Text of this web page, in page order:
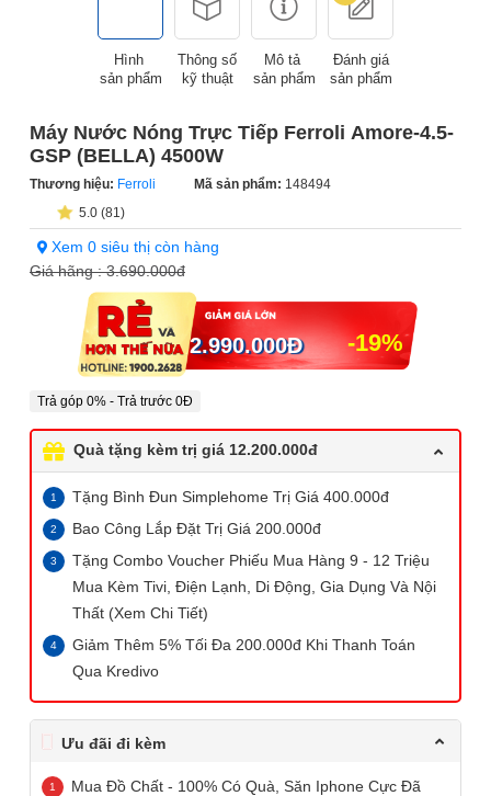
Hình
sản phẩm
Thông số
kỹ thuật
Mô tả
sản phẩm
Đánh giá
sản phẩm
Máy Nước Nóng Trực Tiếp Ferroli Amore-4.5-
GSP (BELLA) 4500W
Thương hiệu: Ferroli Mã sản phẩm: 148494
5.0 (81)
Xem 0 siêu thị còn hàng
Giá hãng :3.690.000đ
-19%
2.990.000Đ
Trả góp 0% - Trả trước 0Đ
Quà tặng kèm trị giá 12.200.000đ
Tặng Bình Đun Simplehome Trị Giá 400.000đ
Bao Công Lắp Đặt Trị Giá 200.000đ
Tặng Combo Voucher Phiếu Mua Hàng 9 - 12 Triệu
Mua Kèm Tivi, Điện Lạnh, Di Động, Gia Dụng Và Nội
Thất (Xem Chi Tiết)
Giảm Thêm 5% Tối Đa 200.000đ Khi Thanh Toán
Qua Kredivo
Ưu đãi đi kèm
Mua Đồ Chất - 100% Có Quà, Săn Iphone Cực Đã